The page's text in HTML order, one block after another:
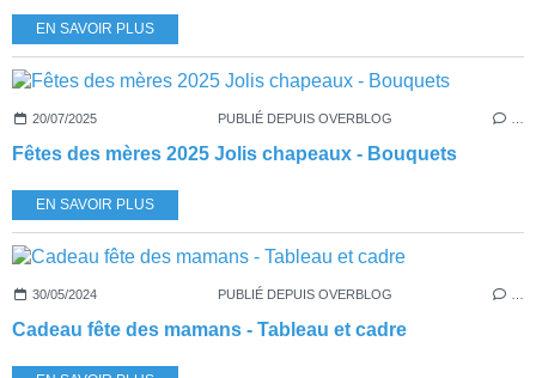
EN SAVOIR PLUS
20/07/2025 PUBLIÉ DEPUIS OVERBLOG
Fêtes des mères 2025 Jolis chapeaux - Bouquets
EN SAVOIR PLUS
30/05/2024 PUBLIÉ DEPUIS OVERBLOG
Cadeau fête des mamans - Tableau et cadre